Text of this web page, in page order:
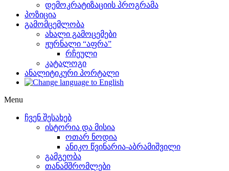
დემოკრატიზაციის პროგრამა
პოზიცია
გამომცემლობა
ახალი გამოცემები
ჟურნალი “აფრა”
რჩეული
კატალოგი
ანალიტიკური პორტალი
Menu
ჩვენ შესახებ
ისტორია და მისია
ოთარ ნოდია
ანიკო წვინარია-აბრამიშვილი
გამგეობა
თანამშრომლები